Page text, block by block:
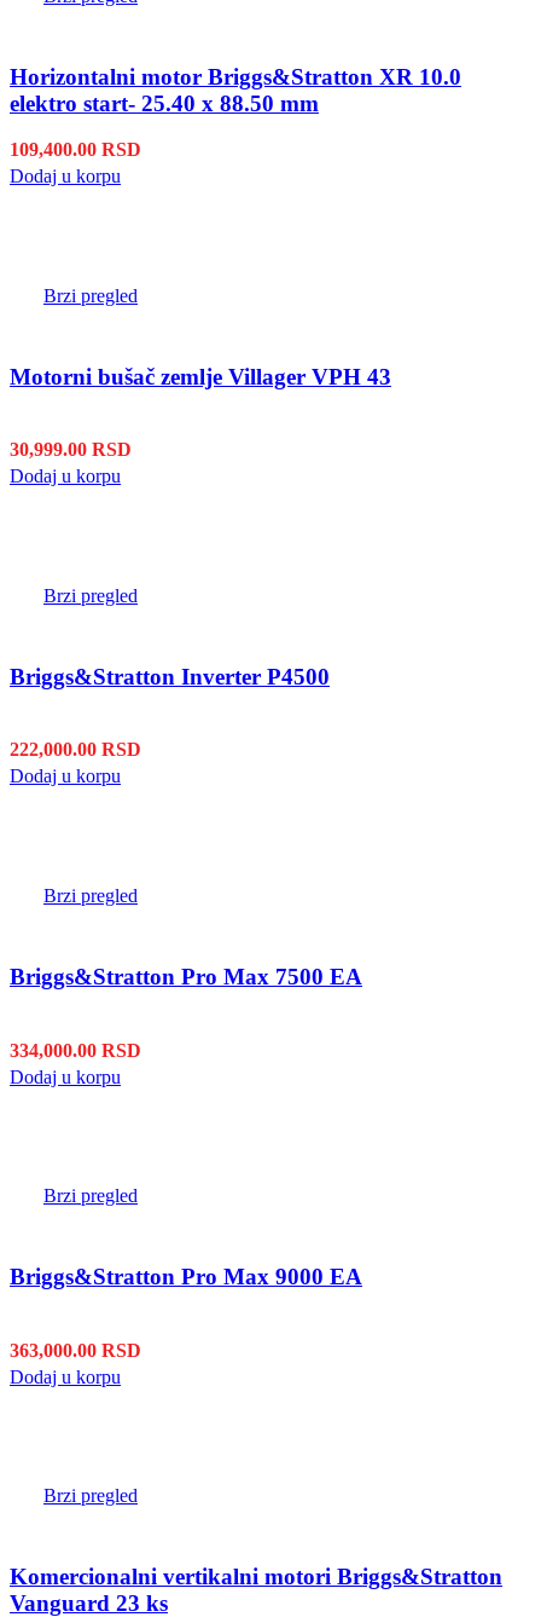
Horizontalni motor Briggs&Stratton XR 10.0
elektro start- 25.40 x 88.50 mm
109,400.00 RSD
Dodaj u korpu
Brzi pregled
Motorni bušač zemlje Villager VPH 43
30,999.00 RSD
Dodaj u korpu
Brzi pregled
Briggs&Stratton Inverter P4500
222,000.00 RSD
Dodaj u korpu
Brzi pregled
Briggs&Stratton Pro Max 7500 EA
334,000.00 RSD
Dodaj u korpu
Brzi pregled
Briggs&Stratton Pro Max 9000 EA
363,000.00 RSD
Dodaj u korpu
Brzi pregled
Komercionalni vertikalni motori Briggs&Stratton
Vanguard 23 ks